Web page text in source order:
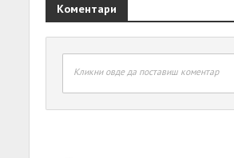
Коментари
Кликни овде да поставиш коментар